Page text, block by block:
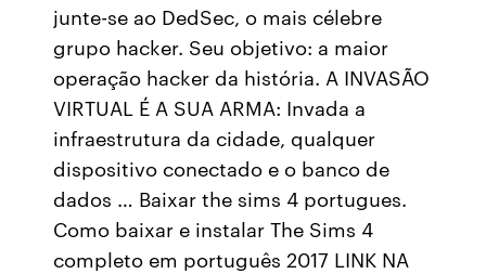
junte-se ao DedSec, o mais célebre
grupo hacker. Seu objetivo: a maior
operação hacker da história. A INVASÃO
VIRTUAL É A SUA ARMA: Invada a
infraestrutura da cidade, qualquer
dispositivo conectado e o banco de
dados … Baixar the sims 4 portugues.
Como baixar e instalar The Sims 4
completo em português 2017 LINK NA